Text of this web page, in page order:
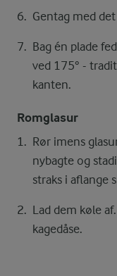
Gentag med
Bag én plade
ved 175° -
kanten.
Romglasur
Rør imens
nybagte og
straks i aflange
Lad dem køle
kagedåse.